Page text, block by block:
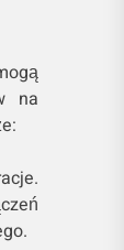
na